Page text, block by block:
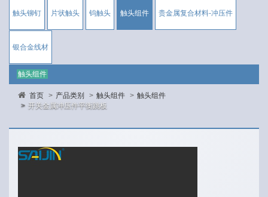
触头铆钉 片状触头 钨触头 触头组件 贵金属复合材料-冲压件
银合金线材
触头组件
首页 产品类别 触头组件
触头组件
开关金属冲压件平衡跳板